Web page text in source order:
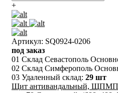
+
Артикул: SQ0924-0206
под заказ
01 Склад Севастополь
02 Склад Симферополь
03 Удаленный склад: 29 шт
Щит антивандальный, ЩПМП-